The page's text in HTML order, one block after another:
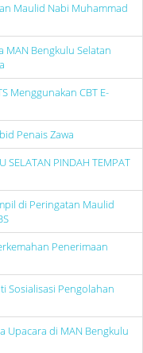
Maulid Nabi Muhammad
MAN Bengkulu Selatan
Menggunakan CBT E-
Penais Zawa
SELATAN PINDAH TEMPAT
di Peringatan Maulid
Penerimaan
Sosialisasi Pengolahan
Upacara di MAN Bengkulu